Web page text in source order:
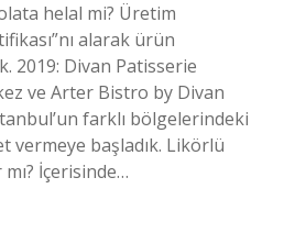
helal mi? Üretim
alarak ürün
2019: Divan Patisserie
ve Arter Bistro by Divan
farklı bölgelerindeki
vermeye başladık. Likörlü
İçerisinde…